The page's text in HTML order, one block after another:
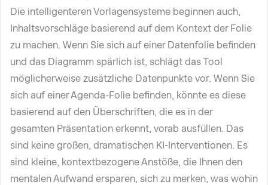
Die intelligenteren Vorlagensysteme beginnen auch,
Inhaltsvorschläge basierend auf dem Kontext der Folie
zu machen. Wenn Sie sich auf einer Datenfolie befinden
und das Diagramm spärlich ist, schlägt das Tool
möglicherweise zusätzliche Datenpunkte vor. Wenn Sie
sich auf einer Agenda-Folie befinden, könnte es diese
basierend auf den Überschriften, die es in der
gesamten Präsentation erkennt, vorab ausfüllen. Das
sind keine großen, dramatischen KI-Interventionen. Es
sind kleine, kontextbezogene Anstöße, die Ihnen den
mentalen Aufwand ersparen, sich zu merken, was wohin